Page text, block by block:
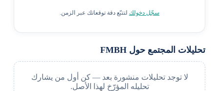
سجّل دخولكلتتبّع دقة توقعاتك عبر الزمن.
تحليلات المجتمع حول FMBH
لا توجد تحليلات منشورة بعد — كن أول من يشارك
تحليله المؤرّخ لهذا الأصل.